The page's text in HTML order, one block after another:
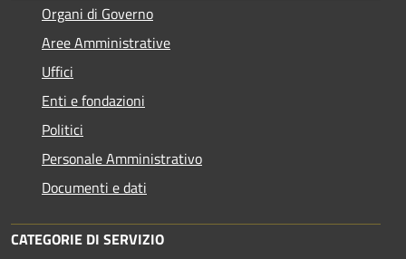
Organi di Governo
Aree Amministrative
Uffici
Enti e fondazioni
Politici
Personale Amministrativo
Documenti e dati
CATEGORIE DI SERVIZIO